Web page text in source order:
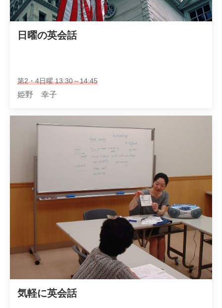
日曜の英会話
第2・4日曜 13:30～14:45
姫野 幸子
気軽に英会話